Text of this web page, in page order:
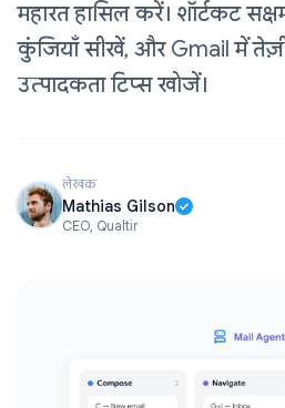
महारत हासिल करें। शॉर्टकट
कुंजियाँ सीखें, और Gmail में
उत्पादकता टिप्स खोजें।
लेखक
Mathias Gilson
CEO, Qualtir